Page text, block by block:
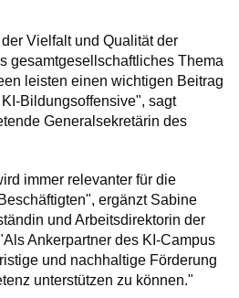
Vielfalt und Qualität der
gesamtgesellschaftliches Thema
leisten einen wichtigen Beitrag
Bildungsoffensive", sagt
Generalsekretärin des
immer relevanter für die
ergänzt Sabine
und Arbeitsdirektorin der
Ankerpartner des KI-Campus
und nachhaltige Förderung
unterstützen zu können."